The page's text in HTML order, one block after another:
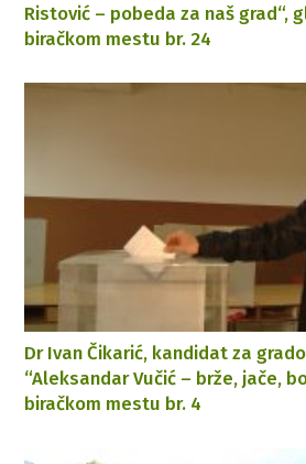
Ristović – pobeda za naš grad“,
biračkom mestu br. 24
Dr Ivan Čikarić, kandidat za
“Aleksandar Vučić – brže, jače,
biračkom mestu br. 4